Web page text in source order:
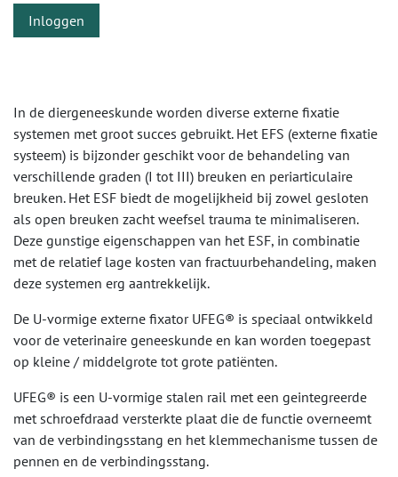
Inloggen
In de diergeneeskunde worden diverse externe fixatie
systemen met groot succes gebruikt. Het EFS (externe fixatie
systeem) is bijzonder geschikt voor de behandeling van
verschillende graden (I tot III) breuken en periarticulaire
breuken. Het ESF biedt de mogelijkheid bij zowel gesloten
als open breuken zacht weefsel trauma te minimaliseren.
Deze gunstige eigenschappen van het ESF, in combinatie
met de relatief lage kosten van fractuurbehandeling, maken
deze systemen erg aantrekkelijk.
De U-vormige externe fixator UFEG® is speciaal ontwikkeld
voor de veterinaire geneeskunde en kan worden toegepast
op kleine / middelgrote tot grote patiënten.
UFEG® is een U-vormige stalen rail met een geintegreerde
met schroefdraad versterkte plaat die de functie overneemt
van de verbindingsstang en het klemmechanisme tussen de
pennen en de verbindingsstang.